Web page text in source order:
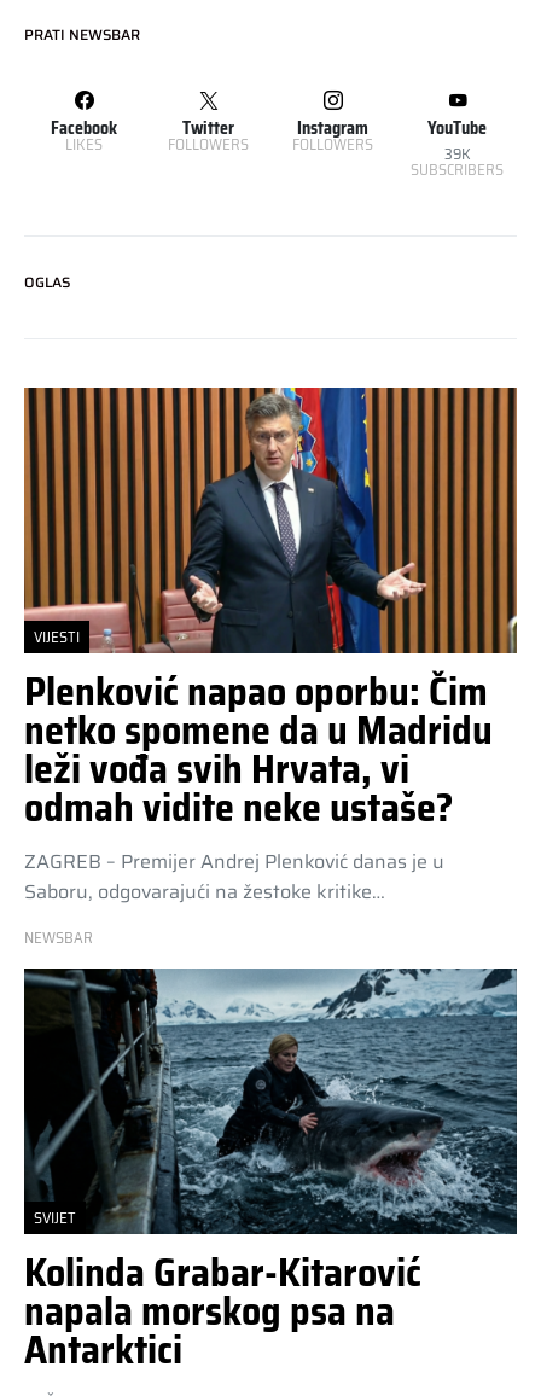
PRATI NEWSBAR
Facebook
LIKES
Twitter
FOLLOWERS
Instagram
FOLLOWERS
YouTube
39K
SUBSCRIBERS
OGLAS
VIJESTI
Plenković napao oporbu: Čim
netko spomene da u Madridu
leži vođa svih Hrvata, vi
odmah vidite neke ustaše?
ZAGREB – Premijer Andrej Plenković danas je u
Saboru, odgovarajući na žestoke kritike…
NEWSBAR
SVIJET
Kolinda Grabar-Kitarović
napala morskog psa na
Antarktici